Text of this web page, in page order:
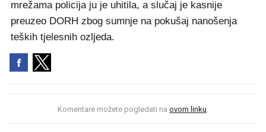
mrežama policija ju je uhitila, a slučaj je kasnije
preuzeo DORH zbog sumnje na pokušaj nanošenja
teških tjelesnih ozljeda.
Komentare možete pogledati na ovom linku.